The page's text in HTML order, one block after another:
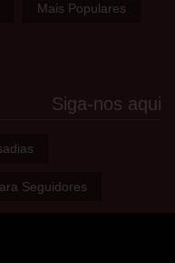
Mais Populares
Siga-nos aqui
Seguidores